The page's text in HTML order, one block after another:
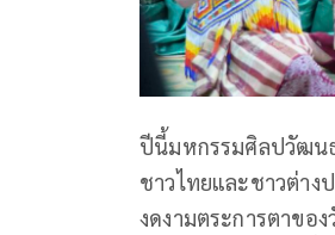
ปีนี้มหกรรมศิลปวัฒน
ชาวไทยและชาวต่า
งดงามตระการตาขอ